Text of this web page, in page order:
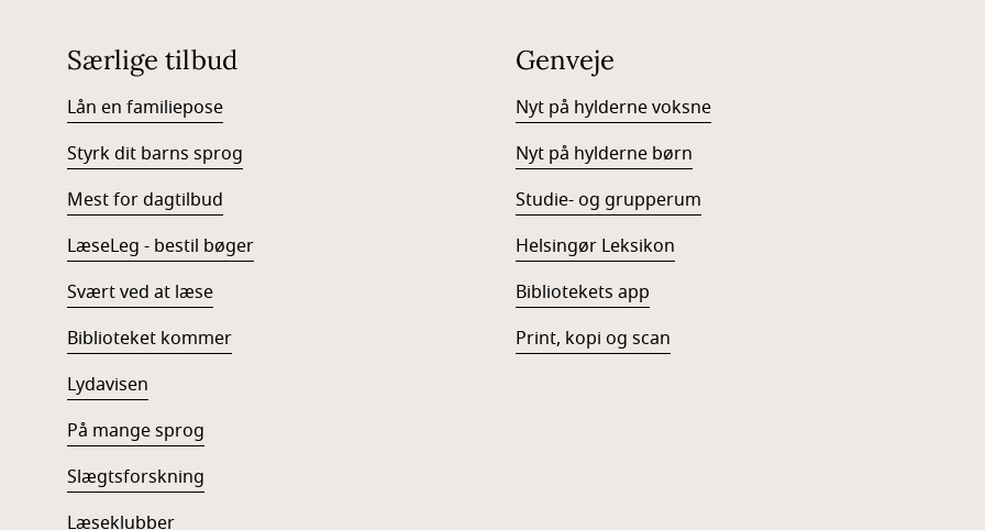
Særlige tilbud
Lån en familiepose
Styrk dit barns sprog
Mest for dagtilbud
LæseLeg - bestil bøger
Svært ved at læse
Biblioteket kommer
Lydavisen
På mange sprog
Slægtsforskning
Læseklubber
Genveje
Nyt på hylderne voksne
Nyt på hylderne børn
Studie- og grupperum
Helsingør Leksikon
Bibliotekets app
Print, kopi og scan